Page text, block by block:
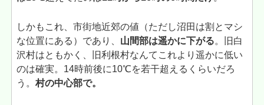
しかもこれ、市街地近郊の値（ただし沼田は割とマシ
な位置にある）であり、 山間部は遥かに下がる。旧白
沢村はともかく、旧利根村なんてこれより遥かに低い
のは確実。14時前後に10℃を若干超えるくらいだろ
う。村の中心部で。